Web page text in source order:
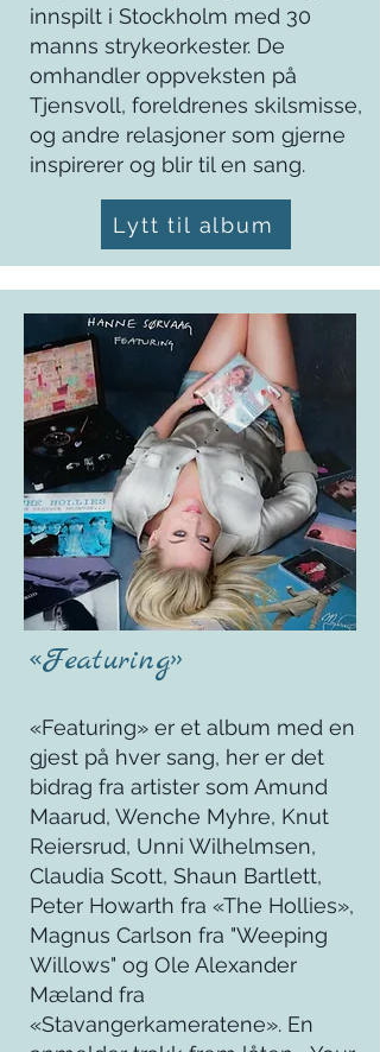
innspilt i Stockholm med 30
manns strykeorkester. De
omhandler oppveksten på
Tjensvoll, foreldrenes skilsmisse,
og andre relasjoner som gjerne
inspirerer og blir til en sang.
Lytt til album
«Featuring»
«Featuring» er et album med en
gjest på hver sang, her er det
bidrag fra artister som Amund
Maarud, Wenche Myhre, Knut
Reiersrud, Unni Wilhelmsen,
Claudia Scott, Shaun Bartlett,
Peter Howarth fra «The Hollies»,
Magnus Carlson fra "Weeping
Willows" og Ole Alexander
Mæland fra
«Stavangerkameratene». En